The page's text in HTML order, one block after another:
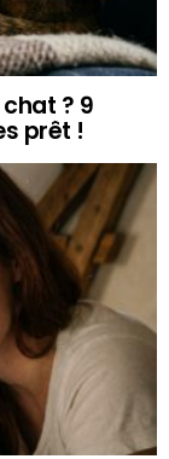
? 9
prêt !